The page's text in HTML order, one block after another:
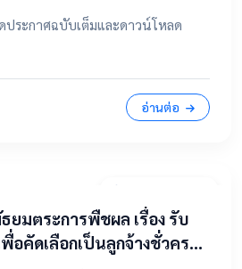
ประกาศฉบับเต็มและดาวน์โหลด
อ่านต่อ
ยมตระการพืชผล เรื่อง รับ
คัดเลือกเป็นลูกจ้างชั่วคราว